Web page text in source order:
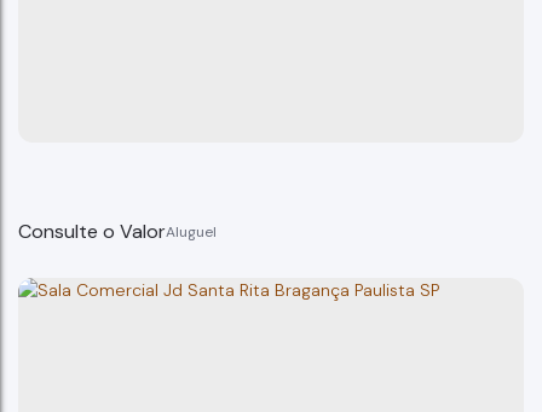
Consulte o Valor